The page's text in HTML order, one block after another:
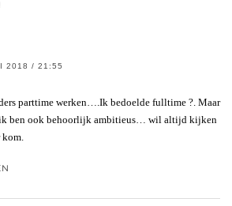
2018 / 21:55
parttime werken….Ik bedoelde fulltime ?. Maar
ik ben ook behoorlijk ambitieus… wil altijd kijken
kom.